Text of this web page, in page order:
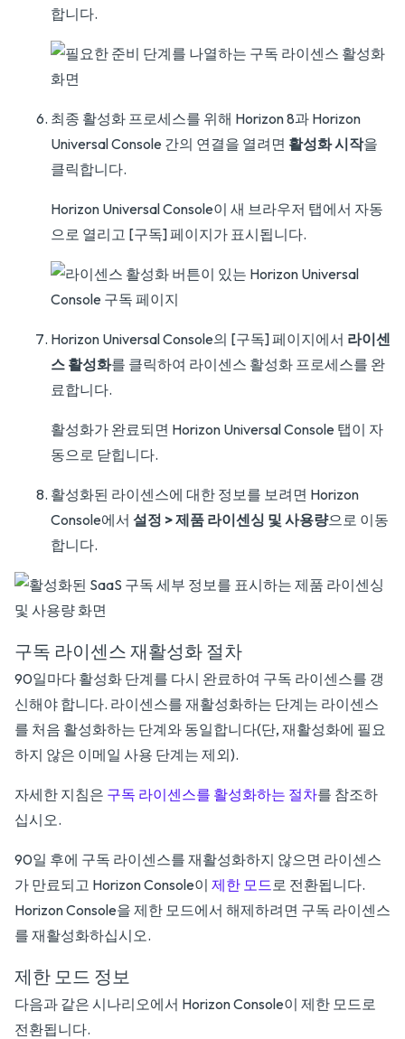
합니다.
최종 활성화 프로세스를 위해 Horizon 8과 Horizon
Universal Console 간의 연결을 열려면 활성화 시작을
클릭합니다.
Horizon Universal Console이 새 브라우저 탭에서 자동
으로 열리고 [구독] 페이지가 표시됩니다.
Horizon Universal Console의 [구독] 페이지에서 라이센
스 활성화를 클릭하여 라이센스 활성화 프로세스를 완
료합니다.
활성화가 완료되면 Horizon Universal Console 탭이 자
동으로 닫힙니다.
활성화된 라이센스에 대한 정보를 보려면 Horizon
Console에서 설정 > 제품 라이센싱 및 사용량으로 이동
합니다.
구독 라이센스 재활성화 절차
90일마다 활성화 단계를 다시 완료하여 구독 라이센스를 갱
신해야 합니다. 라이센스를 재활성화하는 단계는 라이센스
를 처음 활성화하는 단계와 동일합니다(단, 재활성화에 필요
하지 않은 이메일 사용 단계는 제외).
자세한 지침은 구독 라이센스를 활성화하는 절차를 참조하
십시오.
90일 후에 구독 라이센스를 재활성화하지 않으면 라이센스
가 만료되고 Horizon Console이 제한 모드로 전환됩니다.
Horizon Console을 제한 모드에서 해제하려면 구독 라이센스
를 재활성화하십시오.
제한 모드 정보
다음과 같은 시나리오에서 Horizon Console이 제한 모드로
전환됩니다.